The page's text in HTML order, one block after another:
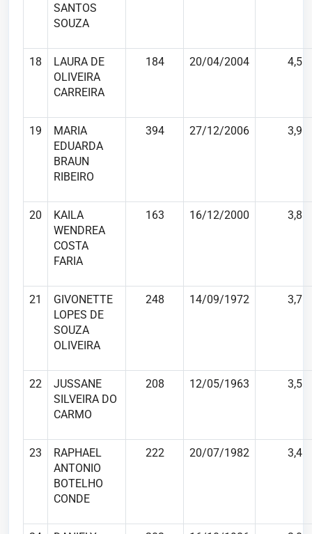
SANTOS
SOUZA
18
LAURA DE
OLIVEIRA
CARREIRA
184 20/04/2004 4,5
19
MARIA
EDUARDA
BRAUN
RIBEIRO
394 27/12/2006 3,9
20
KAILA
WENDREA
COSTA
FARIA
163 16/12/2000 3,8
21
GIVONETTE
LOPES DE
SOUZA
OLIVEIRA
248 14/09/1972 3,7
22
JUSSANE
SILVEIRA DO
CARMO
208 12/05/1963 3,5
23
RAPHAEL
ANTONIO
BOTELHO
CONDE
222 20/07/1982 3,4